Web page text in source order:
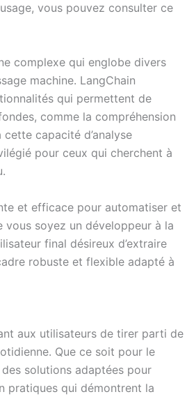
vous pouvez consulter ce
complexe qui englobe divers
machine. LangChain
qui permettent de
comme la compréhension
capacité d’analyse
pour ceux qui cherchent à
et efficace pour automatiser et
vous soyez un développeur à la
final désireux d’extraire
robuste et flexible adapté à
aux utilisateurs de tirer parti de
Que ce soit pour le
solutions adaptées pour
pratiques qui démontrent la